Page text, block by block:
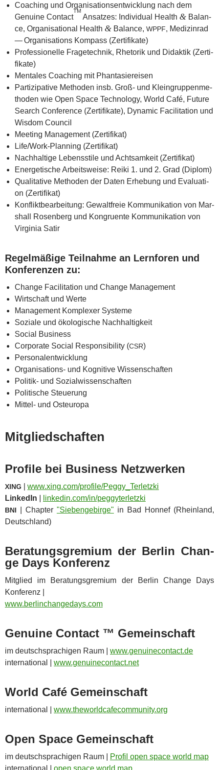
Coa­ching und Organi­sations­ent­wicklung nach dem
Genui­ne Cont­act
TM
Ansat­zes: Indi­vi­du­al Health & Balan­
ce, Orga­ni­sa­tio­nal Health & Balan­ce, WPPF, Medi­zin­rad
— Orga­ni­sa­ti­ons Kom­pass (Zer­ti­fi­ka­te)
Pro­fes­sio­nel­le Fra­ge­tech­nik, Rhe­to­rik und Didak­tik (Zer­ti­
fi­ka­te)
Men­ta­les Coa­ching mit Phantasiereisen
Par­ti­zi­pa­ti­ve Metho­den insb. Groß- und Klein­grup­pen­me­
tho­den wie Open Space Tech­no­lo­gy, World Café, Future
Search Con­fe­rence (Zer­ti­fi­ka­te), Dyna­mic Faci­li­ta­ti­on und
Wis­dom Council
Mee­ting Manage­ment (Zer­ti­fi­kat)
Life/­Work-Plan­ning (Zer­ti­fi­kat)
Nach­hal­ti­ge Lebens­sti­le und Acht­sam­keit (Zer­ti­fi­kat)
Ener­ge­ti­sche Arbeits­wei­se: Rei­ki 1. und 2. Grad (Diplom)
Qua­li­ta­ti­ve Metho­den der Daten Erhe­bung und Eva­lua­ti­
on (Zer­ti­fi­kat)
Kon­flikt­be­ar­bei­tung: Gewalt­freie Kom­mu­ni­ka­ti­on von Mar­
shall Rosen­berg und Kon­gru­en­te Kom­mu­ni­ka­ti­on von
Vir­gi­nia Satir
Regel­mä­ßi­ge Teil­nah­me an Lern­fo­ren und
Kon­fe­ren­zen zu:
Chan­ge Faci­li­ta­ti­on und Chan­ge Management
Wirt­schaft und Werte
Manage­ment Kom­ple­xer Systeme
Sozia­le und öko­lo­gi­sche Nachhaltigkeit
Social Busi­ness
Cor­po­ra­te Social Respon­si­bi­li­ty (CSR)
Per­so­nal­ent­wick­lung
Orga­ni­sa­ti­ons- und Kogni­ti­ve Wissenschaften
Poli­tik- und Sozialwissenschaften
Poli­ti­sche Steuerung
Mit­tel- und Osteuropa
Mit­glied­schaf­ten
Pro­file bei Busi­ness Netzwerken
XING
www​.xing​.com/​p​r​o​f​i​l​e​/​P​e​g​g​y​_​T​e​r​l​etzki
Lin­ke­dIn
lin​ke​din​.com/​i​n​/​p​e​g​g​y​t​e​r​l​etzki
BNI | Chap­ter "Sie­ben­ge­bir­ge" in Bad Hon­nef (Rhein­land,
Deutschland)
Bera­tungs­gre­mium der Ber­lin Chan­
ge Days Konferenz
Mit­glied im Bera­tungs­gre­mium der Ber­lin Chan­ge Days
Konferenz |
www​.ber​lin​ch​an​ge​days​.com
Genui­ne Con­tact ™ Gemeinschaft
im deutsch­spra­chi­gen Raum | www​.genuine​con​tact​.de
inter­na­tio­nal | www​.genuine​con​tact​.net
World Café Gemeinschaft
inter­na­tio­nal | www​.the​world​cafecom​mu​nity​.org
Open Space Gemeinschaft
im deutsch­spra­chi­gen Raum |
Pro­fil open space world map
inter­na­tio­nal | open space world map